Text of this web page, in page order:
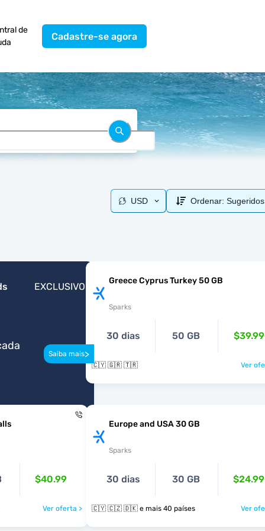
de
Cadastre-se agora
USD Ordenar: Sugeridos
EXCLUSIVO
Saiba mais>
Greece Cyprus Turkey 50 GB
Sparks
30 dias 50 GB $39.99
🇨🇾 🇬🇷 🇹🇷 Ver
$40.99
Ver oferta >
Europe and USA 30 GB
Sparks
30 dias 30 GB $24.99
🇨🇾 🇨🇿 🇩🇰 e mais 40 países Ver